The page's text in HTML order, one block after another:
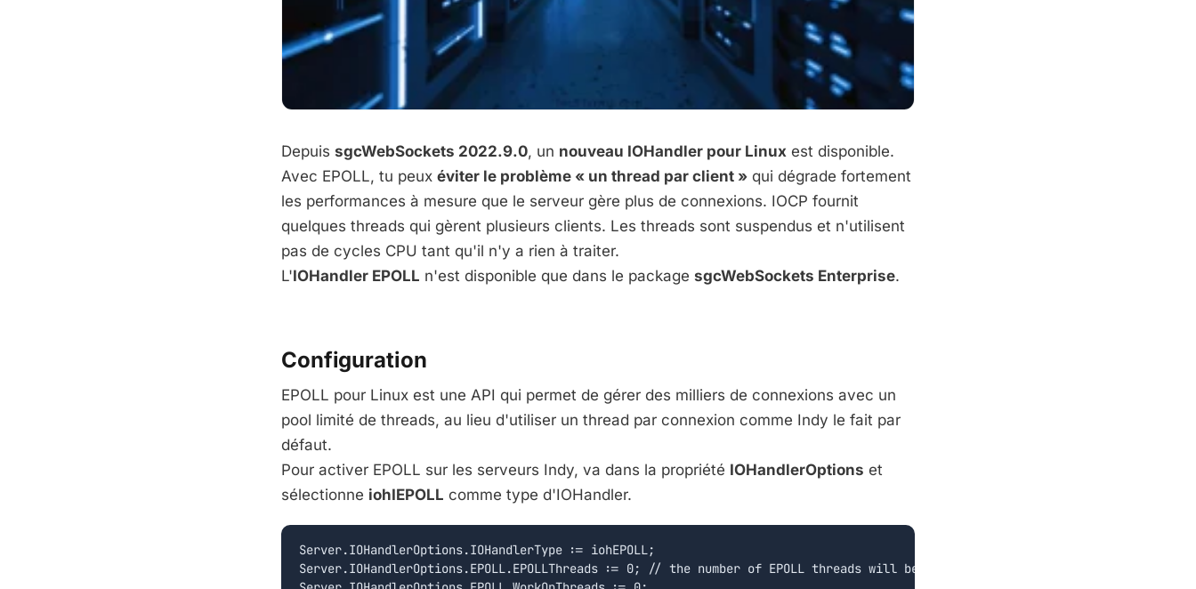
Depuis sgcWebSockets 2022.9.0, un nouveau IOHandler pour Linux est disponible.
Avec EPOLL, tu peux éviter le problème « un thread par client » qui dégrade fortement
les performances à mesure que le serveur gère plus de connexions. IOCP fournit
quelques threads qui gèrent plusieurs clients. Les threads sont suspendus et n'utilisent
pas de cycles CPU tant qu'il n'y a rien à traiter.
L'IOHandler EPOLL n'est disponible que dans le package sgcWebSockets Enterprise.
Configuration
EPOLL pour Linux est une API qui permet de gérer des milliers de connexions avec un
pool limité de threads, au lieu d'utiliser un thread par connexion comme Indy le fait par
défaut.
Pour activer EPOLL sur les serveurs Indy, va dans la propriété IOHandlerOptions et
sélectionne iohIEPOLL comme type d'IOHandler.
Server.IOHandlerOptions.IOHandlerType := iohEPOLL;
Server.IOHandlerOptions.EPOLL.EPOLLThreads := 0; // the number of EPOLL threads will be calculated automatically using the